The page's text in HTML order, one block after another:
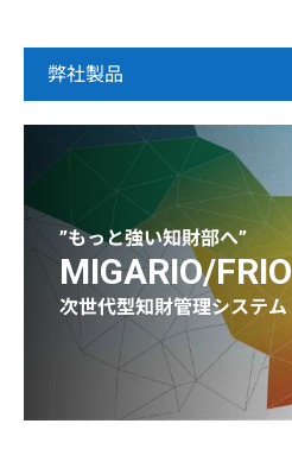
弊社製品
”もっと強い知財部へ”
MIGARIO/FRIO
次世代型知財管理システム